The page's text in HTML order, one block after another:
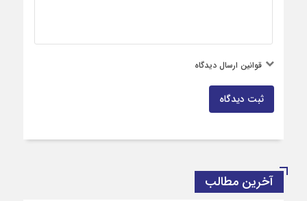
قوانین ارسال دیدگاه
ثبت دیدگاه
آخرین مطالب